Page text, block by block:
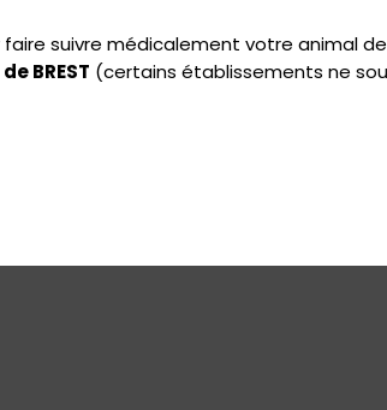
suivre médicalement votre animal
BREST (certains établissements ne